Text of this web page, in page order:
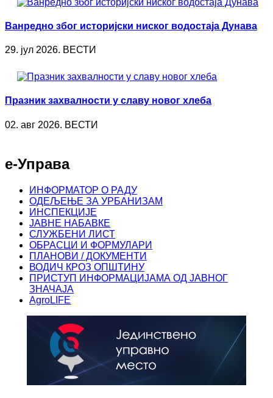
Ванредно због историјски ниског водостаја Дунава
29. јул 2026. ВЕСТИ
Празник захвалности у славу новог хлеба
02. авг 2026. ВЕСТИ
е-Управа
ИНФОРМАТОР О РАДУ
ОДЕЉЕЊЕ ЗА УРБАНИЗАМ
ИНСПЕКЦИЈЕ
ЈАВНЕ НАБАВКЕ
СЛУЖБЕНИ ЛИСТ
ОБРАСЦИ И ФОРМУЛАРИ
ПЛАНОВИ / ДОКУМЕНТИ
ВОДИЧ КРОЗ ОПШТИНУ
ПРИСТУП ИНФОРМАЦИЈАМА ОД ЈАВНОГ
ЗНАЧАЈА
AgroLIFE